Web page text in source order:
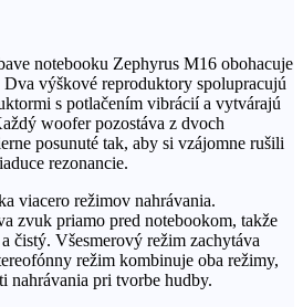
notebooku Zephyrus M16 obohacuje
výškové reproduktory spolupracujú
s potlačením vibrácií a vytvárajú
woofer pozostáva z dvoch
posunuté tak, aby si vzájomne rušili
rezonancie.
viacero režimov nahrávania.
zvuk priamo pred notebookom, takže
čistý. Všesmerový režim zachytáva
režim kombinuje oba režimy,
nahrávania pri tvorbe hudby.